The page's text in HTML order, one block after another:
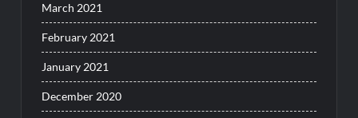
March 2021
February 2021
January 2021
December 2020